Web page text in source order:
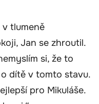
tlumeně
Jan se zhroutil.
si, že to
dítě v tomto stavu.
pro Mikuláše.